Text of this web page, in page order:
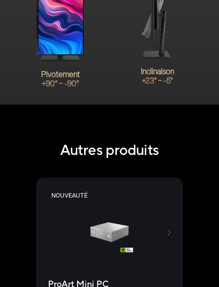
Pivotement
+90° ~ -90°
Inclinaison
+23° ~ -5°
Autres produits
NOUVEAUTÉ
ProArt Mini PC